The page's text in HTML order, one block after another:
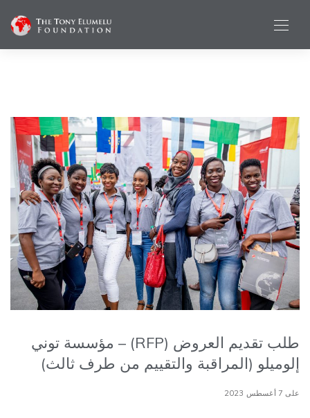
طلب تقديم العروض (RFP) – مؤسسة توني
إلوميلو (المراقبة والتقييم من طرف ثالث)
على 7 أغسطس 2023